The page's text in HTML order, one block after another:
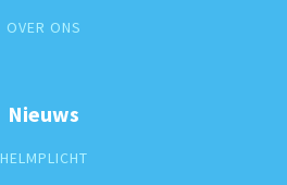
OVER ONS
Nieuws
HELMPLICHT